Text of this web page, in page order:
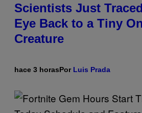
Scientists Just
Eye Back to a Tiny
Creature
hace 3 horasPor Luis Prada